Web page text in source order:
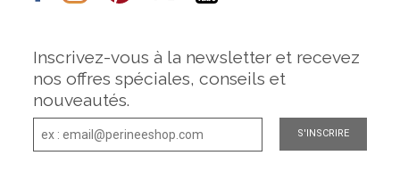
Inscrivez-vous à la newsletter et recevez
nos offres spéciales, conseils et
nouveautés.
S'INSCRIRE